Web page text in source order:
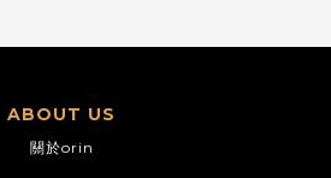
ABOUT US
關於orin